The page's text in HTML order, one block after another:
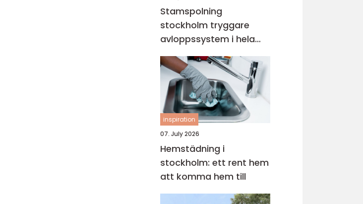
Stamspolning
stockholm tryggare
avloppssystem i hela
fastigheten
inspiration
07. July 2026
Hemstädning i
stockholm: ett rent hem
att komma hem till